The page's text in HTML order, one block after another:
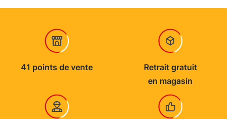
41 points de vente
Retrait gratuit
en magasin